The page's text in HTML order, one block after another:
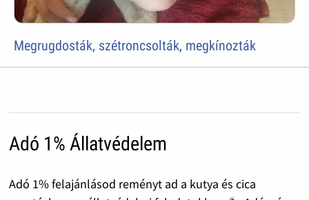
Megrugdosták, szétroncsolták, megkínozták
Adó 1% Állatvédelem
Adó 1% felajánlásod reményt ad a kutya és cica